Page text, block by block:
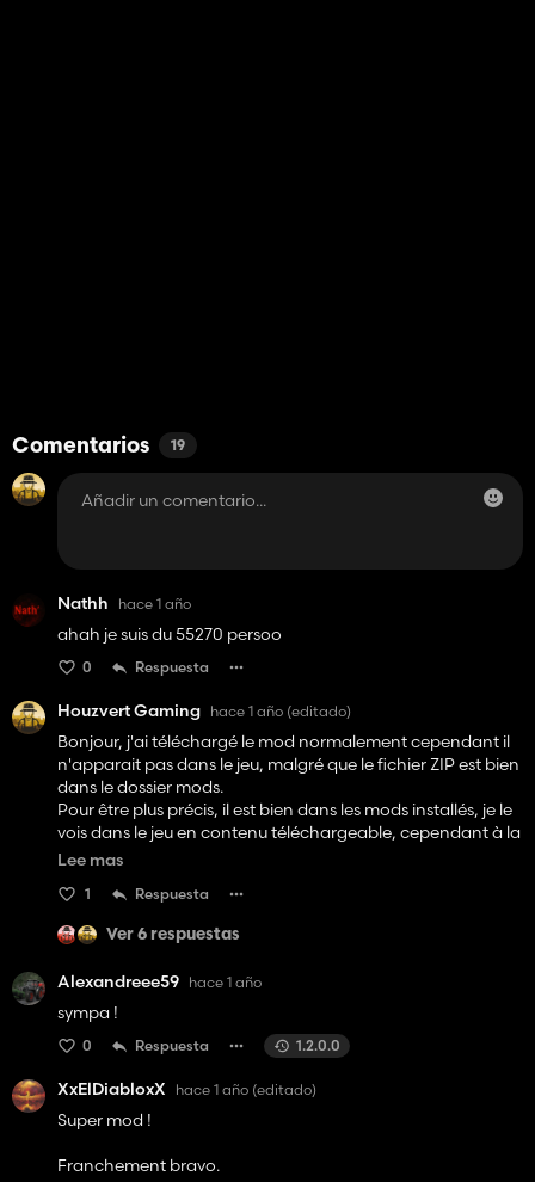
Comentarios 19
Nathh hace 1 año
ahah je suis du 55270 persoo
0 Respuesta
Houzvert Gaming hace 1 año (editado)
Bonjour, j'ai téléchargé le mod normalement cependant il
n'apparait pas dans le jeu, malgré que le fichier ZIP est bien
dans le dossier mods.
Pour être plus précis, il est bien dans les mods installés, je le
vois dans le jeu en contenu téléchargeable, cependant à la
sélection et en jeu le mod n'est pas visible et sélectionnable.
Lee mas
1 Respuesta
Ver 6 respuestas
Alexandreee59 hace 1 año
sympa !
0 Respuesta 1.2.0.0
XxElDiabloxX hace 1 año (editado)
Super mod !
Franchement bravo.